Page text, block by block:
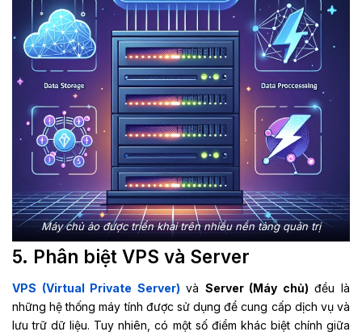
Máy chủ ảo được triển khai trên nhiều nền tảng quản trị
5. Phân biệt VPS và Server
VPS (Virtual Private Server) và Server (Máy chủ) đều là
những hệ thống máy tính được sử dụng để cung cấp dịch vụ và
lưu trữ dữ liệu. Tuy nhiên, có một số điểm khác biệt chính giữa